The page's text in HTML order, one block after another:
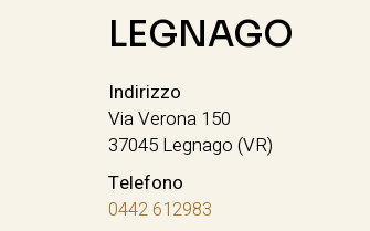
LEGNAGO
Indirizzo
Via Verona 150
37045 Legnago (VR)
Telefono
0442 612983